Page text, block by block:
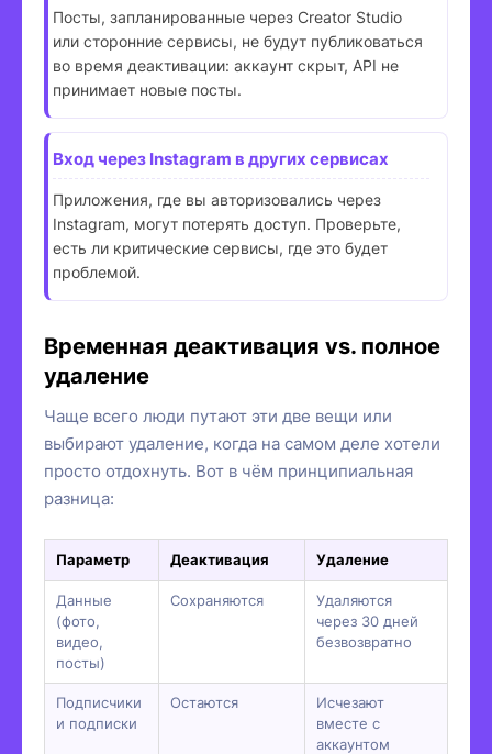
Посты, запланированные через Creator Studio
или сторонние сервисы, не будут публиковаться
во время деактивации: аккаунт скрыт, API не
принимает новые посты.
Вход через Instagram в других сервисах
Приложения, где вы авторизовались через
Instagram, могут потерять доступ. Проверьте,
есть ли критические сервисы, где это будет
проблемой.
Временная деактивация vs. полное
удаление
Чаще всего люди путают эти две вещи или
выбирают удаление, когда на самом деле хотели
просто отдохнуть. Вот в чём принципиальная
разница:
Параметр Деактивация Удаление
Данные
(фото,
видео,
посты)
Сохраняются
Удаляются
через 30 дней
безвозвратно
Подписчики
и подписки
Остаются
Исчезают
вместе с
аккаунтом